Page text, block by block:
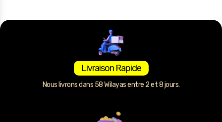
Livraison Rapide
Nous livrons dans 58 Wilayas entre 2 et 8 jours.